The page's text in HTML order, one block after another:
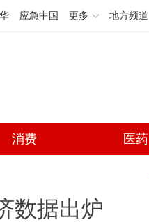
应急中国 更多 地方频道
消费 医药
数据出炉